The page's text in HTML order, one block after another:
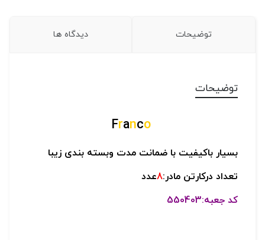
توضیحات دیدگاه ها
توضیحات
Franco
بسیار باکیفیت با ضمانت مدت وبسته بندی زیبا
تعداد درکارتن مادر:8عدد
کد جعبه:550403